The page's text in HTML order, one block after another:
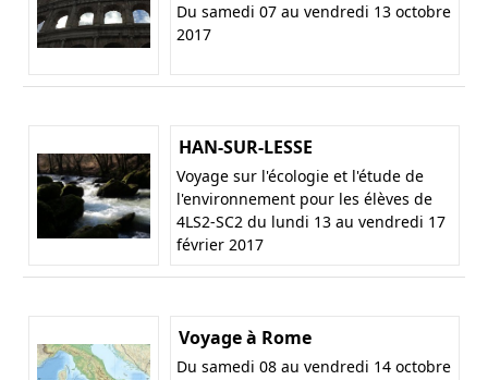
Du samedi 07 au vendredi 13 octobre
2017
HAN-SUR-LESSE
Voyage sur l'écologie et l'étude de
l'environnement pour les élèves de
4LS2-SC2 du lundi 13 au vendredi 17
février 2017
Voyage à Rome
Du samedi 08 au vendredi 14 octobre